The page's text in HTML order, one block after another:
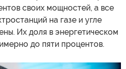
своих мощностей, а все
на газе и угле
Их доля в энергетическом
до пяти процентов.